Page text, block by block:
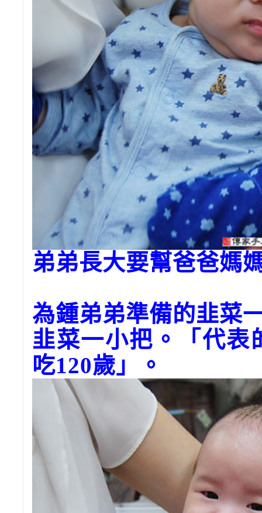
弟弟長大要幫爸爸媽
為鍾弟弟準備的韭菜
韭菜一小把。「代表
吃120歲」。